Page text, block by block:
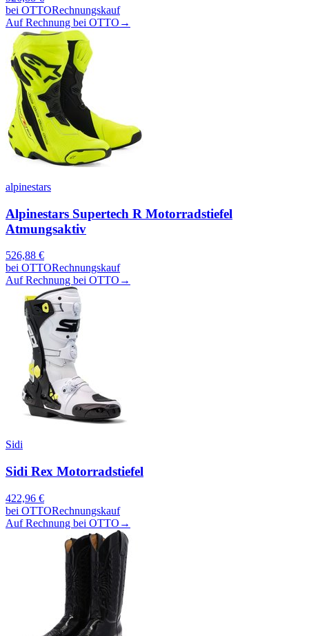
bei OTTORechnungskauf
Auf Rechnung bei OTTO →
alpinestars
Alpinestars Supertech R Motorradstiefel
Atmungsaktiv
526,88 €
bei OTTORechnungskauf
Auf Rechnung bei OTTO →
Sidi
Sidi Rex Motorradstiefel
422,96 €
bei OTTORechnungskauf
Auf Rechnung bei OTTO →